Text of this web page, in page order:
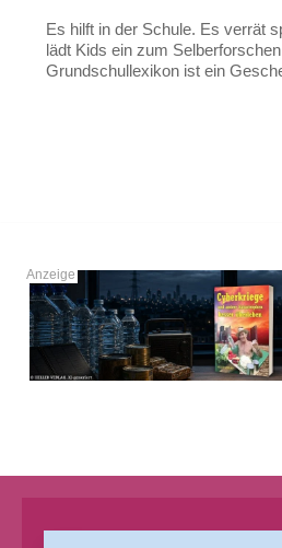
Es hilft in der Schule. Es verrät
lädt Kids ein zum
Grundschullexikon ist ein